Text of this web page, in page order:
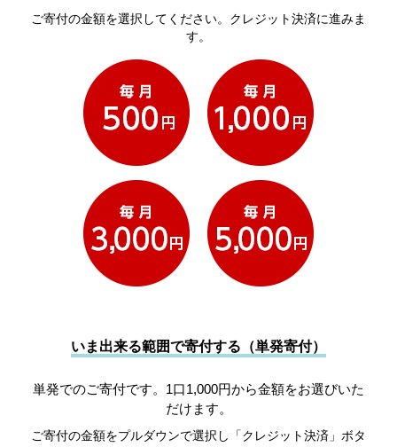
ご寄付の金額を選択してください。クレジット決済に進みま
す。
いま出来る範囲で寄付する（単発寄付）
単発でのご寄付です。1口1,000円から金額をお選びいた
だけます。
ご寄付の金額をプルダウンで選択し「クレジット決済」ボタ